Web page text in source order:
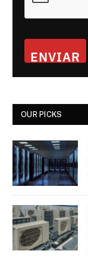
ENVIAR
OUR PICKS